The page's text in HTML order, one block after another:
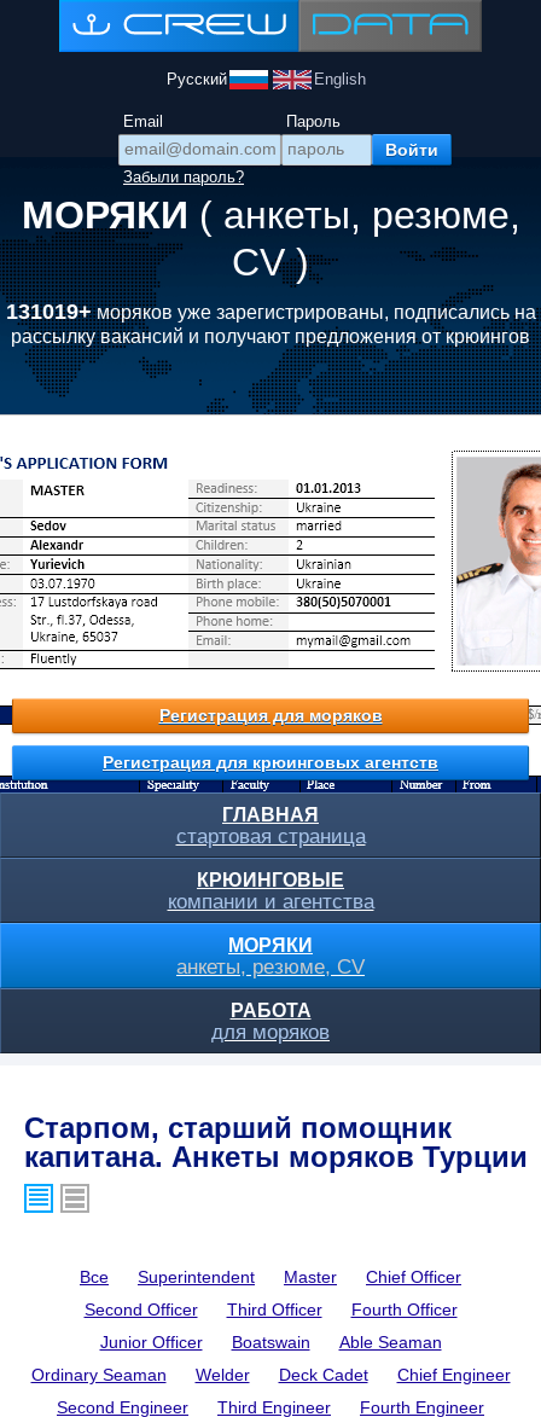
Русский English
Email Пароль
Забыли пароль?
МОРЯКИ ( анкеты, резюме,
CV )
131019+моряков уже зарегистрированы, подписались на
рассылку вакансий и получают предложения от крюингов
Регистрация для моряков
Регистрация для крюинговых агентств
ГЛАВНАЯ
стартовая страница
КРЮИНГОВЫЕ
компании и агентства
МОРЯКИ
анкеты, резюме, CV
РАБОТА
для моряков
Старпом, старший помощник
капитана. Анкеты моряков Турции
Все Superintendent Master
Chief Officer
Second Officer
Third Officer
Fourth Officer
Junior Officer
Boatswain
Able Seaman
Ordinary Seaman
Welder Deck Cadet
Chief Engineer
Second Engineer
Third Engineer
Fourth Engineer